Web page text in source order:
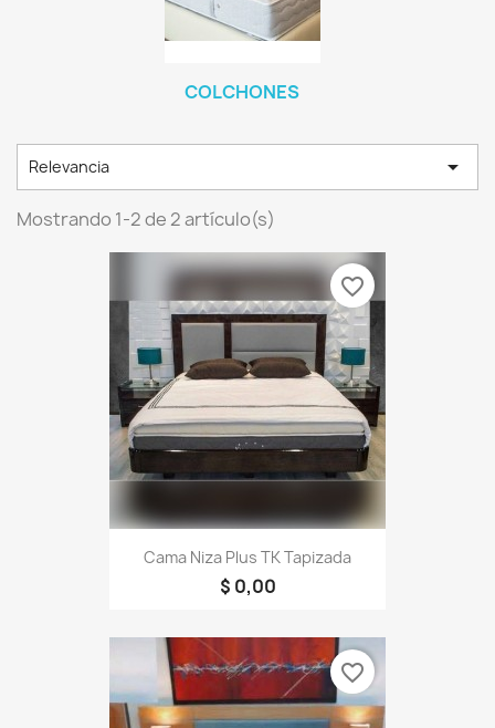
COLCHONES
Relevancia 
Mostrando 1-2 de 2 artículo(s)
Cama Niza Plus TK Tapizada
$ 0,00
favorite_border
favorite_border